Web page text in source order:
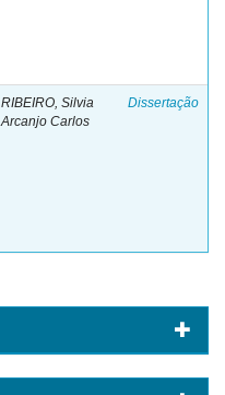
RIBEIRO, Silvia
Arcanjo Carlos
Dissertação